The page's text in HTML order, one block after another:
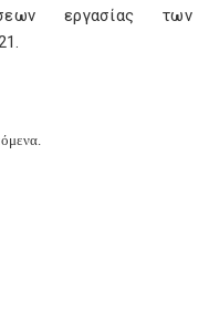
εργασίας των